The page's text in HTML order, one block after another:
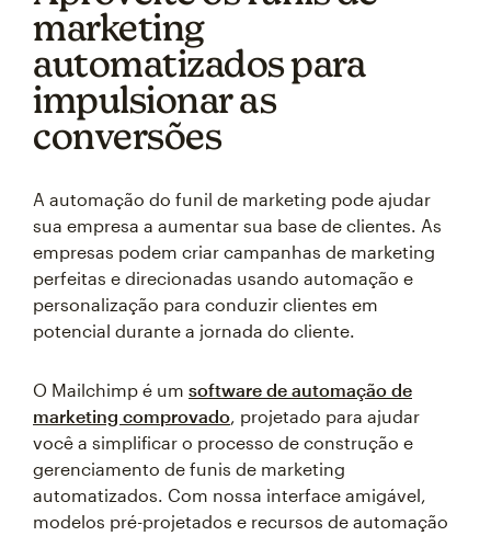
marketing
automatizados para
impulsionar as
conversões
A automação do funil de marketing pode ajudar
sua empresa a aumentar sua base de clientes. As
empresas podem criar campanhas de marketing
perfeitas e direcionadas usando automação e
personalização para conduzir clientes em
potencial durante a jornada do cliente.
O Mailchimp é um software de automação de
marketing comprovado, projetado para ajudar
você a simplificar o processo de construção e
gerenciamento de funis de marketing
automatizados. Com nossa interface amigável,
modelos pré-projetados e recursos de automação